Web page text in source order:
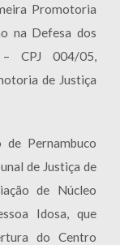
Promotoria
na Defesa dos
– CPJ 004/05,
de Justiça
Pernambuco
de Justiça de
de Núcleo
Idosa, que
do Centro